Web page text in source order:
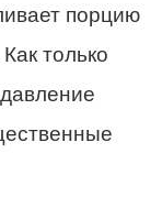
порцию
только